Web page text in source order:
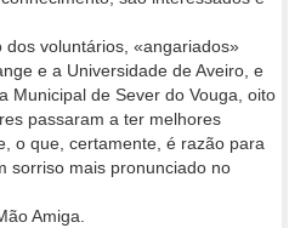
dos voluntários, «angariados»
e a Universidade de Aveiro, e
Municipal de Sever do Vouga, oito
passaram a ter melhores
o que, certamente, é razão para
sorriso mais pronunciado no
Amiga.